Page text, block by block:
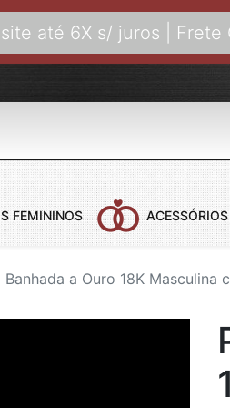
até 6X s/ juros | Frete
COLARES COM
COLARES BANHADOS
FEMININOS
Banhada a Ouro 18K Masculina